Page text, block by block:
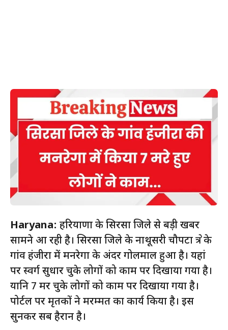
Haryana: हरियाणा के सिरसा जिले से बड़ी खबर
सामने आ रही है। सिरसा जिले के नाथूसरी चौपटा क्षेत्र के
गांव हंजीरा में मनरेगा के अंदर गोलमाल हुआ है। यहां
पर स्वर्ग सुधार चुके लोगों को काम पर दिखाया गया है।
यानि 7 मर चुके लोगों को काम पर दिखाया गया है।
पोर्टल पर मृतकों ने मरम्मत का कार्य किया है। इस
सुनकर सब हैरान है।